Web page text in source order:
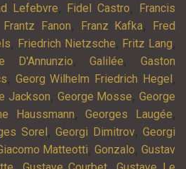
Lefebvre, Fidel Castro, Francis
Frantz Fanon, Franz Kafka, Fred
, Friedrich Nietzsche, Fritz Lang,
D'Annunzio,Galilée,Gaston
, Georg Wilhelm Friedrich Hegel,
Jackson, George Mosse,George
Haussmann,Georges Laugée,
Sorel, Georgi Dimitrov, Georgi
Matteotti, Gonzalo,Gustav